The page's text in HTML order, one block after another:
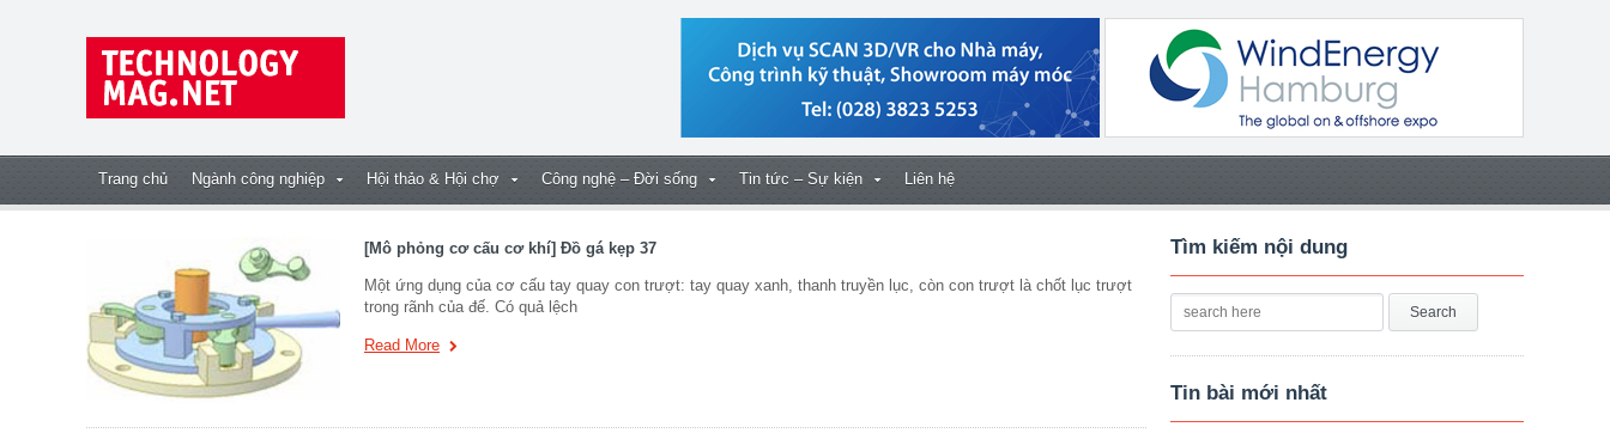
Trang chủ Ngành công nghiệp Hội thảo & Hội chợ Công nghệ – Đời sống Tin tức – Sự kiện Liên hệ
[Mô phỏng cơ cấu cơ khí] Đồ gá kẹp 37
Một ứng dụng của cơ cấu tay quay con trượt: tay quay xanh, thanh truyền lục, còn con trượt là chốt lục trượt
trong rãnh của đế. Có quả lệch
Read More
Tìm kiếm nội dung
Tin bài mới nhất